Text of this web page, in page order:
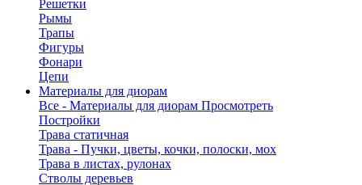
Решетки
Рымы
Трапы
Фигуры
Фонари
Цепи
Материалы для диорам
Все - Материалы для диорам Просмотреть
Постройки
Трава статичная
Трава - Пучки, цветы, кочки, полоски, мох
Трава в листах, рулонах
Стволы деревьев